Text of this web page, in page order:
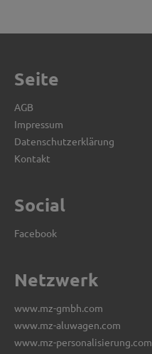
Seite
AGB
Impressum
Datenschutzerklärung
Kontakt
Social
Facebook
Netzwerk
www.mz-gmbh.com
www.mz-aluwagen.com
www.mz-personalisierung.com